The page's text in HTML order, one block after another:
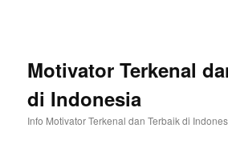
Motivator Terkenal
di Indonesia
Info Motivator Terkenal dan Terbaik di